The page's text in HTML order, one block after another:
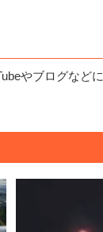
やブログなど